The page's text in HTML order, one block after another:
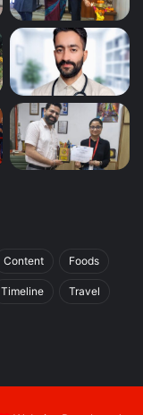
Content Foods
Timeline Travel